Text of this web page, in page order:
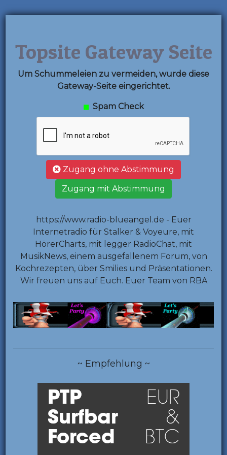
Topsite Gateway Seite
Um Schummeleien zu vermeiden, wurde diese
Gateway-Seite eingerichtet.
Spam Check
Zugang ohne Abstimmung
Zugang mit Abstimmung
https://www.radio-blueangel.de - Euer
Internetradio für Stalker & Voyeure, mit
HörerCharts, mit legger RadioChat, mit
MusikNews, einem ausgefallenem Forum, von
Kochrezepten, über Smilies und Präsentationen.
Wir freuen uns auf Euch. Euer Team von RBA
~ Empfehlung ~